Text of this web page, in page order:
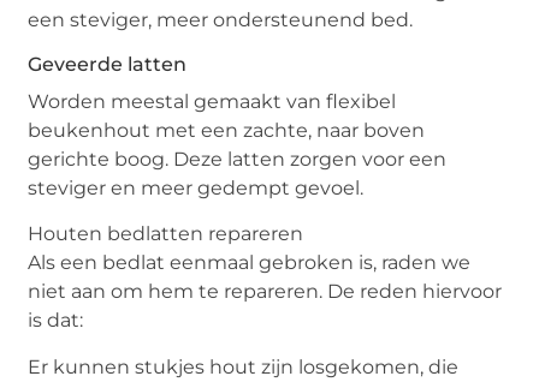
een steviger, meer ondersteunend bed.
Geveerde latten
Worden meestal gemaakt van flexibel
beukenhout met een zachte, naar boven
gerichte boog. Deze latten zorgen voor een
steviger en meer gedempt gevoel.
Houten bedlatten repareren
Als een bedlat eenmaal gebroken is, raden we
niet aan om hem te repareren. De reden hiervoor
is dat:
Er kunnen stukjes hout zijn losgekomen, die